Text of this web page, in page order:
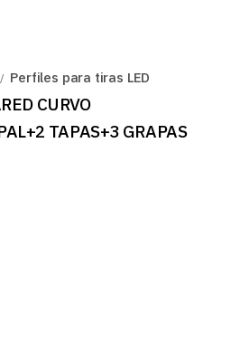
Perfiles para tiras LED
CURVO
TAPAS+3 GRAPAS